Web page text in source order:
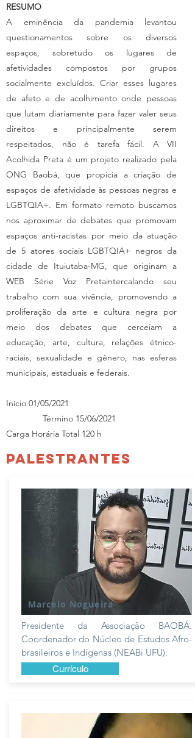
RESUMO
A eminência da pandemia levantou
questionamentos sobre os diversos
espaços, sobretudo os lugares de
afetividades compostos por grupos
socialmente excluídos. Criar esses lugares
de afeto e de acolhimento onde pessoas
que lutam diariamente para fazer valer seus
direitos e principalmente serem
respeitados, não é tarefa fácil. A VII
Acolhida Preta é um projeto realizado pela
ONG Baobá, que propicia a criação de
espaços de afetividade às pessoas negras e
LGBTQIA+. Em formato remoto buscamos
nos aproximar de debates que promovam
espaços anti-racistas por meio da atuação
de 5 atores sociais LGBTQIA+ negros da
cidade de Ituiutaba-MG, que originam a
WEB Série Voz Pretaintercalando seu
trabalho com sua vivência, promovendo a
proliferação da arte e cultura negra por
meio dos debates que cerceiam a
educação, arte, cultura, relações étnico-
raciais, sexualidade e gênero, nas esferas
municipais, estaduais e federais.
Início 01/05/2021
Término 15/06/2021
Carga Horária Total 120 h
PALESTRANTES
Marcelo Nogueira
Presidente da Associação BAOBÁ.
Coordenador do Núcleo de Estudos Afro-
brasileiros e Indígenas (NEABi UFU).
Currículo